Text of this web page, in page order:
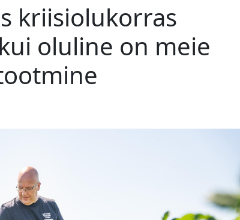
kriisiolukorras
oluline on meie